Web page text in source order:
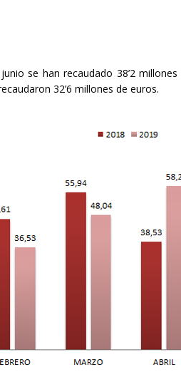
se han recaudado 38’2
32’6 millones de euros.